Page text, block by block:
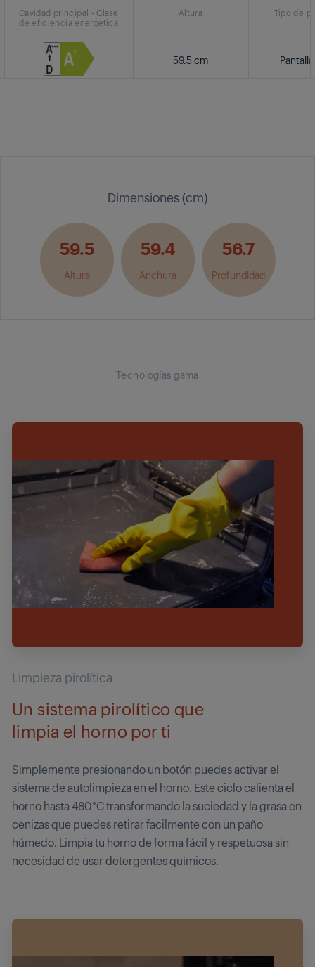
Cavidad principal - Clase
de eficiencia energética
Altura
59.5 cm
Tipo de
Dimensiones (cm)
59.5
Altura
59.4
Anchura
56.7
Profundidad
Tecnologías gama
Limpieza pirolítica
Un sistema pirolítico que
limpia el horno por ti
Simplemente presionando un botón puedes activar el
sistema de autolimpieza en el horno. Este ciclo calienta el
horno hasta 480°C transformando la suciedad y la grasa en
cenizas que puedes retirar facilmente con un paño
húmedo. Limpia tu horno de forma fácil y respetuosa sin
necesidad de usar detergentes químicos.